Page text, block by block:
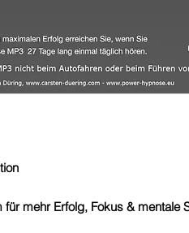
mehr Erfolg, Fokus & mentale